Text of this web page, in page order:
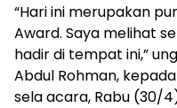
“Hari ini merupakan
Award. Saya melihat
hadir di tempat ini,”
Abdul Rohman, kepada
sela acara, Rabu (30/